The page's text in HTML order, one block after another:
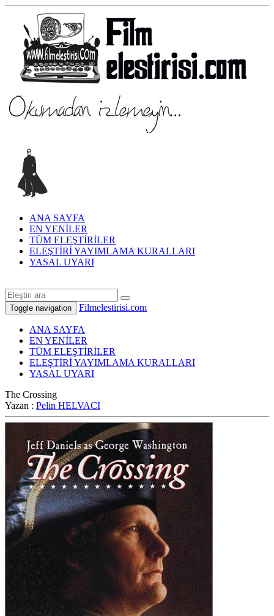
ANA SAYFA
EN YENİLER
TÜM ELEŞTİRİLER
ELEŞTİRİ YAYIMLAMA KURALLARI
YASAL UYARI
Toggle navigation Filmelestirisi.com
ANA SAYFA
EN YENİLER
TÜM ELEŞTİRİLER
ELEŞTİRİ YAYIMLAMA KURALLARI
YASAL UYARI
The Crossing
Yazan : Pelin HELVACI